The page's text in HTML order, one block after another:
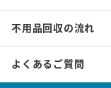
不用品回収の流れ
よくあるご質問